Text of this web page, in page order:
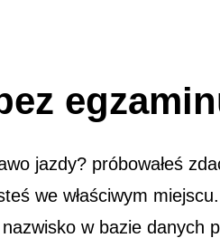
jazdy? próbowałeś
we właściwym
w bazie